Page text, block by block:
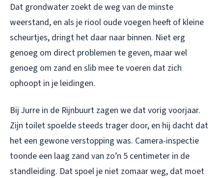
Dat grondwater zoekt de weg van de minste
weerstand, en als je riool oude voegen heeft of kleine
scheurtjes, dringt het daar naar binnen. Niet erg
genoeg om direct problemen te geven, maar wel
genoeg om zand en slib mee te voeren dat zich
ophoopt in je leidingen.
Bij Jurre in de Rijnbuurt zagen we dat vorig voorjaar.
Zijn toilet spoelde steeds trager door, en hij dacht dat
het een gewone verstopping was. Camera-inspectie
toonde een laag zand van zo’n 5 centimeter in de
standleiding. Dat spoel je niet zomaar weg, dat moet